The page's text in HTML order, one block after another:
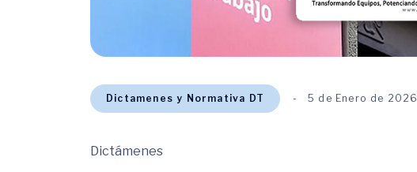
Dictamenes y Normativa DT 5 de Enero de 2026
Dictámenes